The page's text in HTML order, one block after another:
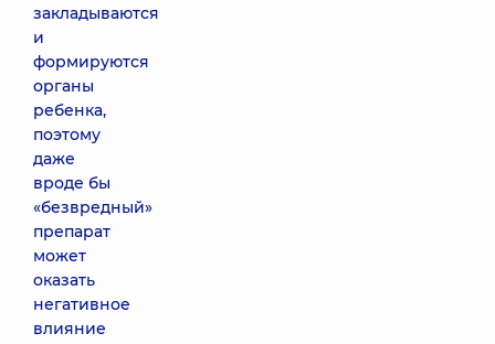
закладываются
и
формируются
органы
ребенка,
поэтому
даже
вроде бы
«безвредный»
препарат
может
оказать
негативное
влияние